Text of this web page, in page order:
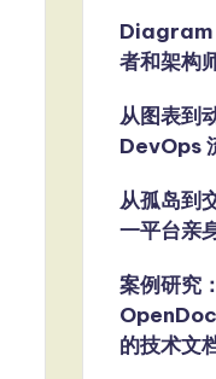
Diagram
者和架构
从图表到
DevOps
从孤岛到
一平台亲
案例研究
的技术文